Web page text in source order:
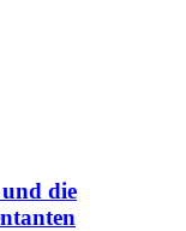
die